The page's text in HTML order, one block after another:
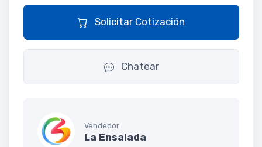
Solicitar Cotización
Chatear
Vendedor
La Ensalada